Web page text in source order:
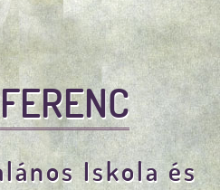
Iskola és